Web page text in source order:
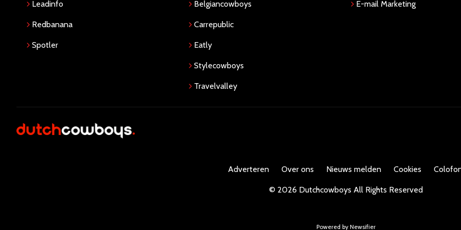
Leadinfo
Redbanana
Spotler
Belgiancowboys
Carrepublic
Eatly
Stylecowboys
Travelvalley
E-mail Marketing
Adverteren Over ons Nieuws melden Cookies
© 2026 Dutchcowboys All Rights Reserved
Powered by Newsifier